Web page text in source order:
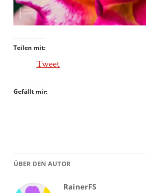
Teilen mit:
Tweet
Gefällt mir:
ÜBER DEN AUTOR
RainerFS